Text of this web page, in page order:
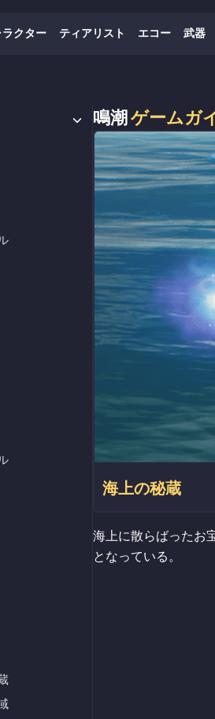
ラクター ティアリスト エコー 武器
鳴潮ゲームガ
海上の秘蔵
海上に散らばったお
となっている。